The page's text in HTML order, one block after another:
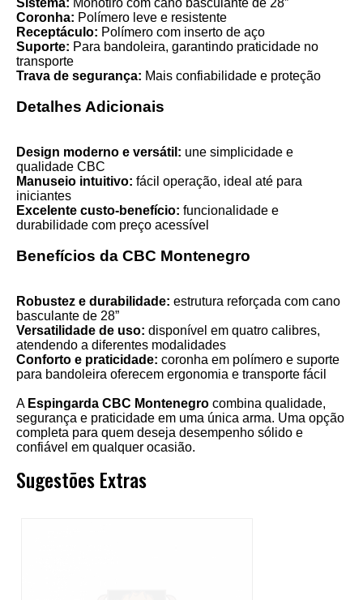
Sistema: Monotiro com cano basculante de 28”
Coronha: Polímero leve e resistente
Receptáculo: Polímero com inserto de aço
Suporte: Para bandoleira, garantindo praticidade no
transporte
Trava de segurança: Mais confiabilidade e proteção
Detalhes Adicionais
Design moderno e versátil: une simplicidade e
qualidade CBC
Manuseio intuitivo: fácil operação, ideal até para
iniciantes
Excelente custo-benefício: funcionalidade e
durabilidade com preço acessível
Benefícios da CBC Montenegro
Robustez e durabilidade: estrutura reforçada com cano
basculante de 28”
Versatilidade de uso: disponível em quatro calibres,
atendendo a diferentes modalidades
Conforto e praticidade: coronha em polímero e suporte
para bandoleira oferecem ergonomia e transporte fácil
A Espingarda CBC Montenegro combina qualidade,
segurança e praticidade em uma única arma. Uma opção
completa para quem deseja desempenho sólido e
confiável em qualquer ocasião.
Sugestões Extras